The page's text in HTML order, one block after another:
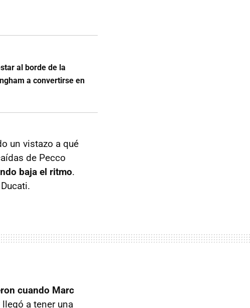
al borde de la
a convertirse en
un vistazo a qué
de Pecco
baja el ritmo.
cuando Marc
a tener una